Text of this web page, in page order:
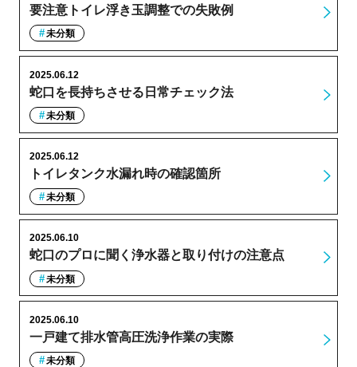
要注意トイレ浮き玉調整での失敗例
未分類
蛇口を長持ちさせる日常チェック法
2025.06.12
未分類
トイレタンク水漏れ時の確認箇所
2025.06.12
未分類
蛇口のプロに聞く浄水器と取り付けの注意点
2025.06.10
未分類
一戸建て排水管高圧洗浄作業の実際
2025.06.10
未分類